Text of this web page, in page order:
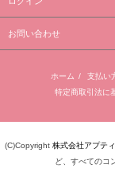
お問い合わせ
ホーム / 支払い
特定商取引法に
(C)Copyright 株式会社アプティ
ど、すべてのコ